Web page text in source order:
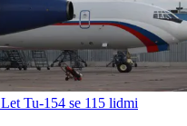
Tu-154 se 115 lidmi